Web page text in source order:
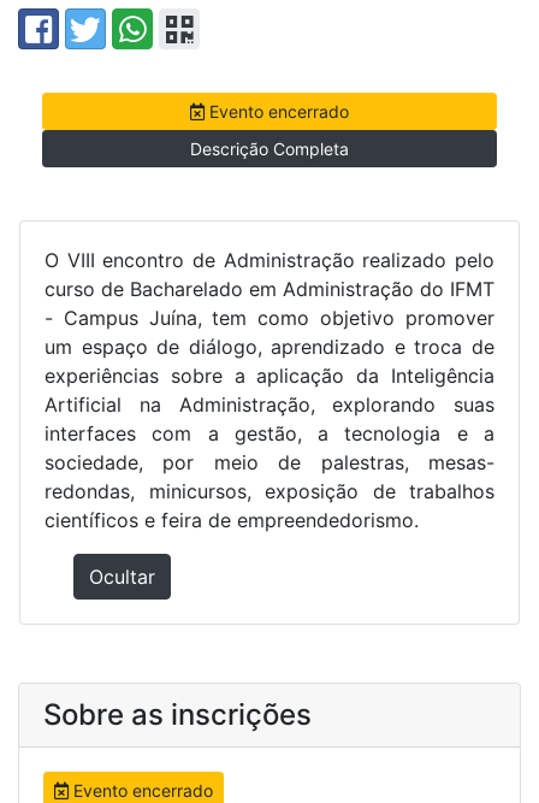
Evento encerrado
Descrição Completa
O VIII encontro de Administração realizado pelo
curso de Bacharelado em Administração do IFMT
- Campus Juína, tem como objetivo promover
um espaço de diálogo, aprendizado e troca de
experiências sobre a aplicação da Inteligência
Artificial na Administração, explorando suas
interfaces com a gestão, a tecnologia e a
sociedade, por meio de palestras, mesas-
redondas, minicursos, exposição de trabalhos
científicos e feira de empreendedorismo.
Ocultar
Sobre as inscrições
Evento encerrado